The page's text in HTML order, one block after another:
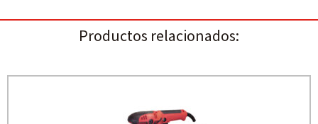
Productos relacionados: